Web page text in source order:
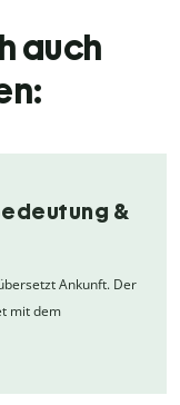
auch
&
Ankunft. Der
mit dem